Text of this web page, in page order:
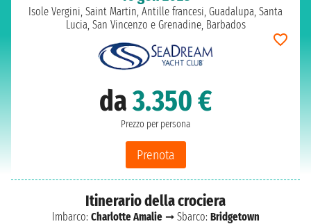
Isole Vergini, Saint Martin, Antille francesi, Guadalupa, Santa
Lucia, San Vincenzo e Grenadine, Barbados
da3.350 €
Prezzo per persona
Prenota
Itinerario della crociera
Imbarco: Charlotte Amalie➞ Sbarco: Bridgetown